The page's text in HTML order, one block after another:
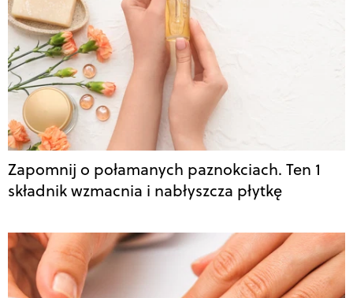
Zapomnij o połamanych paznokciach. Ten 1
składnik wzmacnia i nabłyszcza płytkę